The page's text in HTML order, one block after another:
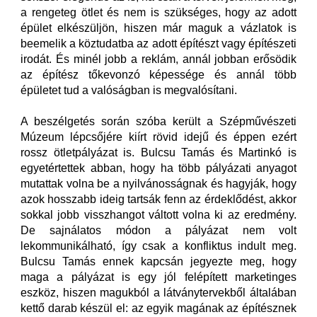
a rengeteg ötlet és nem is szükséges, hogy az adott
épület elkészüljön, hiszen már maguk a vázlatok is
beemelik a köztudatba az adott építészt vagy építészeti
irodát. És minél jobb a reklám, annál jobban erősödik
az építész tőkevonzó képessége és annál több
épületet tud a valóságban is megvalósítani.
A beszélgetés során szóba került a Szépművészeti
Múzeum lépcsőjére kiírt rövid idejű és éppen ezért
rossz ötletpályázat is. Bulcsu Tamás és Martinkó is
egyetértettek abban, hogy ha több pályázati anyagot
mutattak volna be a nyilvánosságnak és hagyják, hogy
azok hosszabb ideig tartsák fenn az érdeklődést, akkor
sokkal jobb visszhangot váltott volna ki az eredmény.
De sajnálatos módon a pályázat nem volt
lekommunikálható, így csak a konfliktus indult meg.
Bulcsu Tamás ennek kapcsán jegyezte meg, hogy
maga a pályázat is egy jól felépített marketinges
eszköz, hiszen magukból a látványtervekből általában
kettő darab készül el: az egyik magának az építésznek